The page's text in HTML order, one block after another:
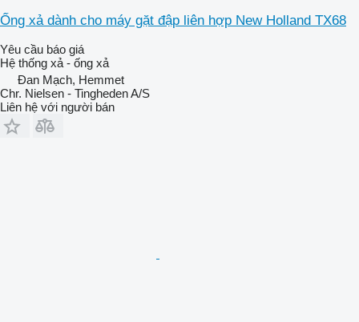
Ống xả dành cho máy gặt đập liên hợp New Holland TX68
Yêu cầu báo giá
Hệ thống xả - ống xả
Đan Mạch, Hemmet
Chr. Nielsen - Tingheden A/S
Liên hệ với người bán